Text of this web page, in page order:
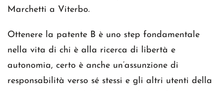
Marchetti a Viterbo.
Ottenere la patente B è uno step fondamentale
nella vita di chi è alla ricerca di libertà e
autonomia, certo è anche un’assunzione di
responsabilità verso sé stessi e gli altri utenti della